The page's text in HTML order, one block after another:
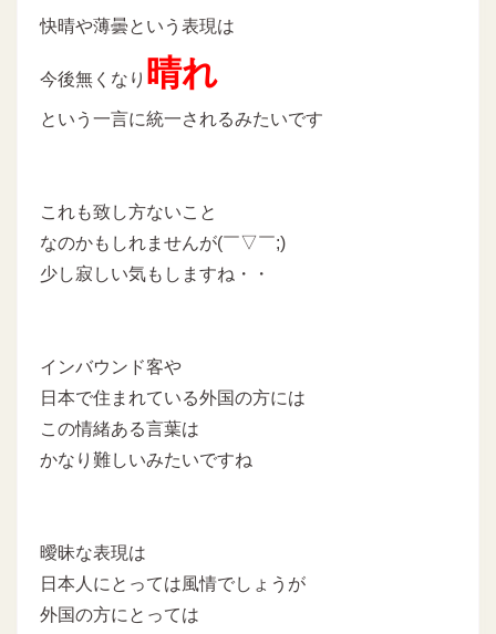
快晴や薄曇という表現は
今後無くなり 晴れ
という一言に統一されるみたいです
これも致し方ないこと
なのかもしれませんが(￣▽￣;)
少し寂しい気もしますね・・
インバウンド客や
日本で住まれている外国の方には
この情緒ある言葉は
かなり難しいみたいですね
曖昧な表現は
日本人にとっては風情でしょうが
外国の方にとっては